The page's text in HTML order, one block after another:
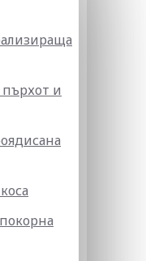
и